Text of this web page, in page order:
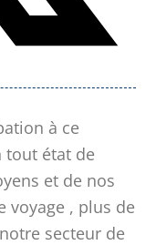
à ce
tout état de
et de nos
voyage , plus de
secteur de